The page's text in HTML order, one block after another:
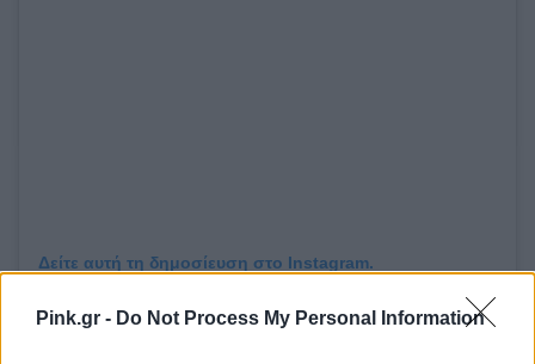
Pink.gr - Do Not Process My Personal Information
Δείτε αυτή τη δημοσίευση στο Instagram.
Η δημοσίευση κοινοποιήθηκε από το χρήστη Bennett Kaspar-Williams (@bennettonpurpose)